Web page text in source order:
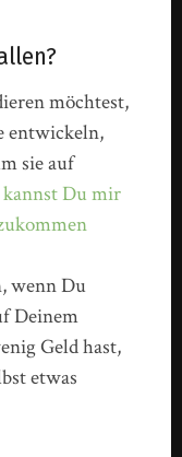
möchtest,
entwickeln,
sie auf
kannst Du mir
wenn Du
Deinem
Geld hast,
etwas